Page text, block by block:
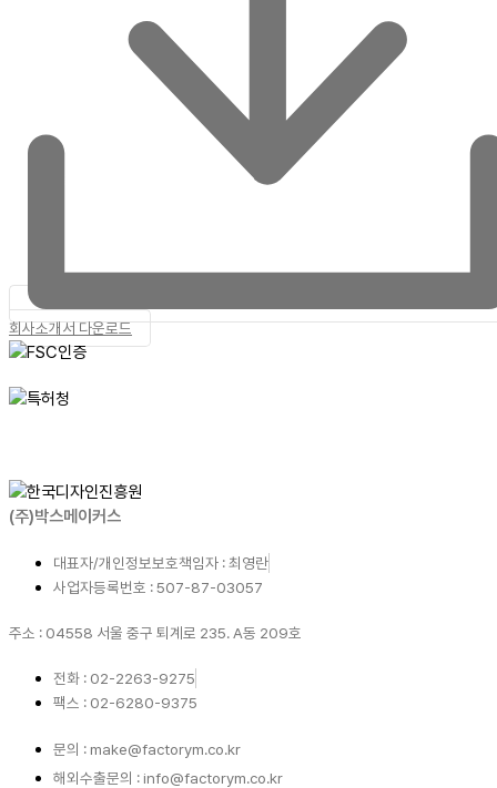
회사소개서 다운로드
(주)박스메이커스
대표자/개인정보보호책임자 : 최영란
사업자등록번호 : 507-87-03057
주소 : 04558 서울 중구 퇴계로 235. A동 209호
전화 : 02-2263-9275
팩스 : 02-6280-9375
문의 : make@factorym.co.kr
해외수출문의 : info@factorym.co.kr